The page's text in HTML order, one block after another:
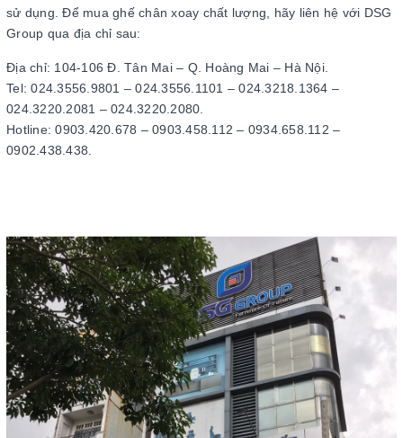
sử dụng. Để mua ghế chân xoay chất lượng, hãy liên hệ với DSG
Group qua địa chỉ sau:
Địa chỉ: 104-106 Đ. Tân Mai – Q. Hoàng Mai – Hà Nội.
Tel: 024.3556.9801 – 024.3556.1101 – 024.3218.1364 –
024.3220.2081 – 024.3220.2080.
Hotline: 0903.420.678 – 0903.458.112 – 0934.658.112 –
0902.438.438.